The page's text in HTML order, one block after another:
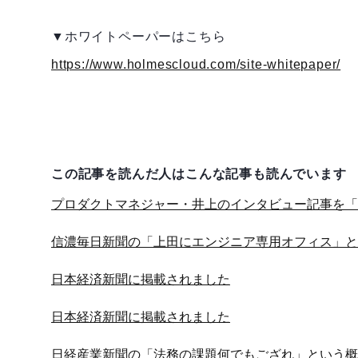
▼ホワイトペーパーはこちら
https://www.holmescloud.com/site-whitepaper/
この記事を読んだ人はこんな記事も読んでいます
プロダクトマネジャー・井上のインタビュー記事を
信濃毎日新聞の「上田にエンジニア専用オフィス」
日本経済新聞に掲載されました
日本経済新聞に掲載されました
日経産業新聞の「法務の課題何でもござれ」という